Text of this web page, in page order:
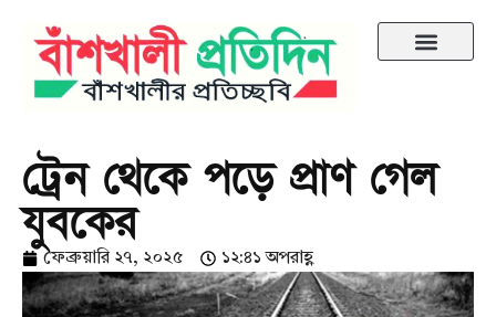
ট্রেন থেকে পড়ে প্রাণ গেল
যুবকের
ফেব্রুয়ারি ২৭, ২০২৫ ১২:৪১ অপরাহ্ণ